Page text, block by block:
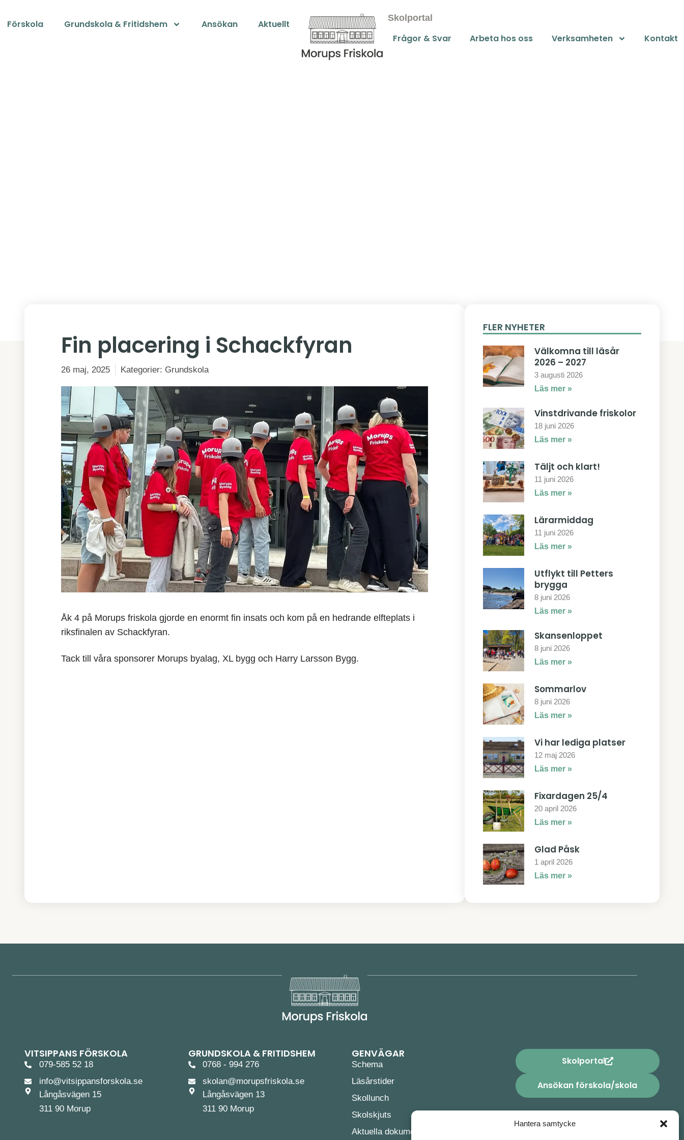
Hantera samtycke
Förskola Grundskola & Fritidshem Ansökan Aktuellt
Skolportal
Frågor & Svar Arbeta hos oss Verksamheten Kontakt
Fin placering i Schackfyran
26 maj, 2025 Kategorier: Grundskola
Åk 4 på Morups friskola gjorde en enormt fin insats och kom på en hedrande elfteplats i
riksfinalen av Schackfyran.
Tack till våra sponsorer Morups byalag, XL bygg och Harry Larsson Bygg.
FLER NYHETER
Välkomna till läsår
2026 – 2027
3 augusti 2026
Läs mer »
Vinstdrivande friskolor
18 juni 2026
Läs mer »
Täljt och klart!
11 juni 2026
Läs mer »
Lärarmiddag
11 juni 2026
Läs mer »
Utflykt till Petters
brygga
8 juni 2026
Läs mer »
Skansenloppet
8 juni 2026
Läs mer »
Sommarlov
8 juni 2026
Läs mer »
Vi har lediga platser
12 maj 2026
Läs mer »
Fixardagen 25/4
20 april 2026
Läs mer »
Glad Påsk
1 april 2026
Läs mer »
VITSIPPANS FÖRSKOLA
079-585 52 18
info@vitsippansforskola.se
Långåsvägen 15
311 90 Morup
GRUNDSKOLA & FRITIDSHEM
0768 - 994 276
skolan@morupsfriskola.se
Långåsvägen 13
311 90 Morup
GENVÄGAR
Schema
Läsårstider
Skollunch
Skolskjuts
Aktuella dokument
Skolportal
Ansökan förskola/skola